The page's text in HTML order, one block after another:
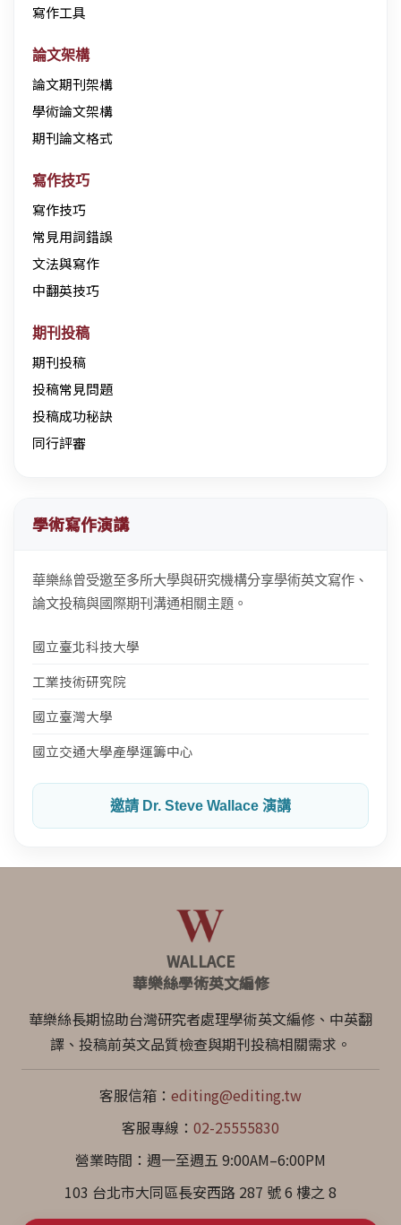
寫作工具
論文架構
論文期刊架構
學術論文架構
期刊論文格式
寫作技巧
寫作技巧
常見用詞錯誤
文法與寫作
中翻英技巧
期刊投稿
期刊投稿
投稿常見問題
投稿成功秘訣
同行評審
學術寫作演講
華樂絲曾受邀至多所大學與研究機構分享學術英文寫作、
論文投稿與國際期刊溝通相關主題。
國立臺北科技大學
工業技術研究院
國立臺灣大學
國立交通大學產學運籌中心
邀請 Dr. Steve Wallace 演講
WALLACE
華樂絲學術英文編修
華樂絲長期協助台灣研究者處理學術英文編修、中英翻
譯、投稿前英文品質檢查與期刊投稿相關需求。
客服信箱： editing@editing.tw
客服專線： 02-25555830
營業時間：週一至週五 9:00AM–6:00PM
103 台北市大同區長安西路 287 號 6 樓之 8